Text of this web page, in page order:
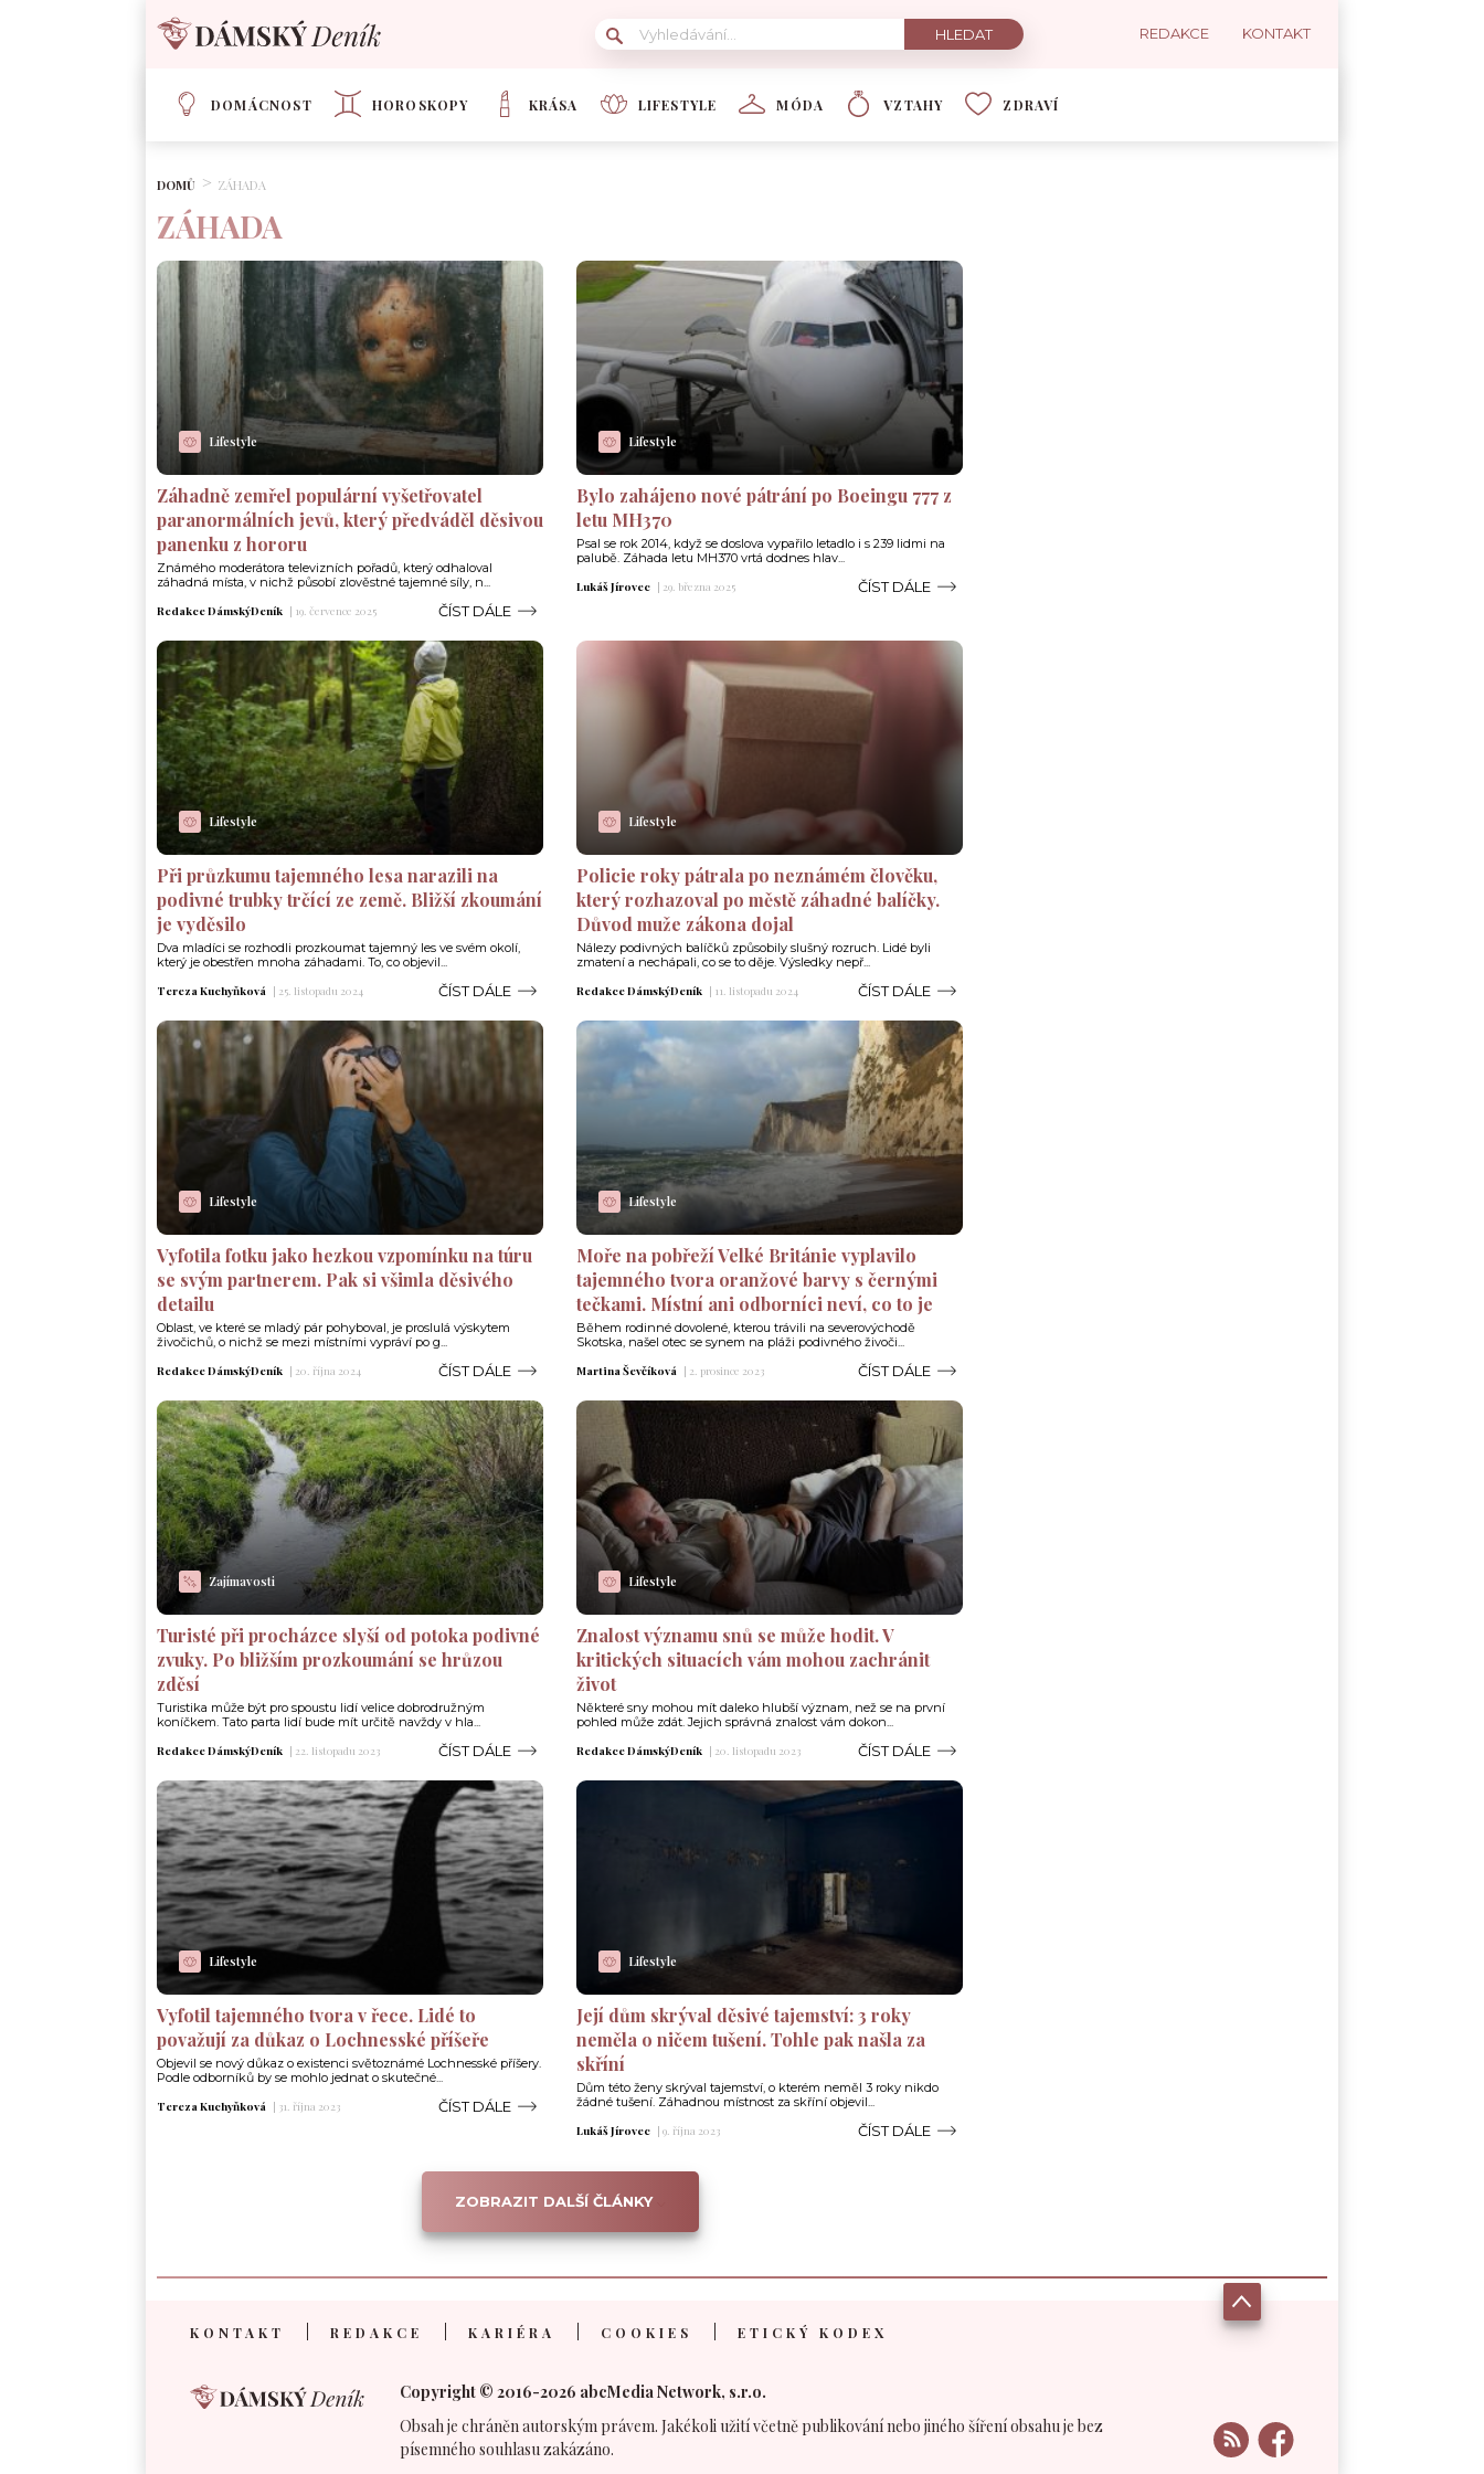
REDAKCE KONTAKT
DOMÁCNOST HOROSKOPY KRÁSA LIFESTYLE MÓDA VZTAHY ZDRAVÍ
DOMŮ ZÁHADA
ZÁHADA
Lifestyle
Záhadně zemřel populární vyšetřovatel
paranormálních jevů, který předváděl děsivou
panenku z hororu
Známého moderátora televizních pořadů, který odhaloval
záhadná místa, v nichž působí zlověstné tajemné síly, n...
Redakce DámskýDeník | 19. července 2025 ČÍST DÁLE
Lifestyle
Bylo zahájeno nové pátrání po Boeingu 777 z
letu MH370
Psal se rok 2014, když se doslova vypařilo letadlo i s 239 lidmi na
palubě. Záhada letu MH370 vrtá dodnes hlav...
Lukáš Jírovec | 29. března 2025 ČÍST DÁLE
Lifestyle
Při průzkumu tajemného lesa narazili na
podivné trubky trčící ze země. Bližší zkoumání
je vyděsilo
Dva mladíci se rozhodli prozkoumat tajemný les ve svém okolí,
který je obestřen mnoha záhadami. To, co objevil...
Tereza Kuchyňková | 25. listopadu 2024 ČÍST DÁLE
Lifestyle
Policie roky pátrala po neznámém člověku,
který rozhazoval po městě záhadné balíčky.
Důvod muže zákona dojal
Nálezy podivných balíčků způsobily slušný rozruch. Lidé byli
zmatení a nechápali, co se to děje. Výsledky nepř...
Redakce DámskýDeník | 11. listopadu 2024 ČÍST DÁLE
Lifestyle
Vyfotila fotku jako hezkou vzpomínku na túru
se svým partnerem. Pak si všimla děsivého
detailu
Oblast, ve které se mladý pár pohyboval, je proslulá výskytem
živočichů, o nichž se mezi místními vypráví po g...
Redakce DámskýDeník | 20. října 2024 ČÍST DÁLE
Lifestyle
Moře na pobřeží Velké Británie vyplavilo
tajemného tvora oranžové barvy s černými
tečkami. Místní ani odborníci neví, co to je
Během rodinné dovolené, kterou trávili na severovýchodě
Skotska, našel otec se synem na pláži podivného živoči...
Martina Ševčíková | 2. prosince 2023 ČÍST DÁLE
Zajímavosti
Turisté při procházce slyší od potoka podivné
zvuky. Po bližším prozkoumání se hrůzou
zděsí
Turistika může být pro spoustu lidí velice dobrodružným
koníčkem. Tato parta lidí bude mít určitě navždy v hla...
Redakce DámskýDeník | 22. listopadu 2023 ČÍST DÁLE
Lifestyle
Znalost významu snů se může hodit. V
kritických situacích vám mohou zachránit
život
Některé sny mohou mít daleko hlubší význam, než se na první
pohled může zdát. Jejich správná znalost vám dokon...
Redakce DámskýDeník | 20. listopadu 2023 ČÍST DÁLE
Lifestyle
Vyfotil tajemného tvora v řece. Lidé to
považují za důkaz o Lochnesské příšeře
Objevil se nový důkaz o existenci světoznámé Lochnesské příšery.
Podle odborníků by se mohlo jednat o skutečné...
Tereza Kuchyňková | 31. října 2023 ČÍST DÁLE
Lifestyle
Její dům skrýval děsivé tajemství: 3 roky
neměla o ničem tušení. Tohle pak našla za
skříní
Dům této ženy skrýval tajemství, o kterém neměl 3 roky nikdo
žádné tušení. Záhadnou místnost za skříní objevil...
Lukáš Jírovec | 9. října 2023 ČÍST DÁLE
ZOBRAZIT DALŠÍ ČLÁNKY
KONTAKT REDAKCE KARIÉRA COOKIES ETICKÝ KODEX
Copyright © 2016-2026 abcMedia Network, s.r.o.
Obsah je chráněn autorským právem. Jakékoli užití včetně publikování nebo jiného šíření obsahu je bez
písemného souhlasu zakázáno.